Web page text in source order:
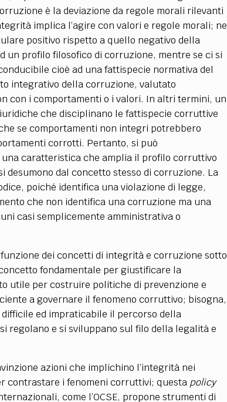
è la deviazione da regole morali rilevanti
implica l’agire con valori e regole morali; ne
positivo rispetto a quello negativo della
un profilo filosofico di corruzione, mentre se ci si
cioè ad una fattispecie normativa del
integrativo della corruzione, valutato
con i comportamenti o i valori. In altri termini, un
che disciplinano le fattispecie corruttive
se comportamenti non integri potrebbero
corrotti. Pertanto, si può
caratteristica che amplia il profilo corruttivo
dal concetto stesso di corruzione. La
poiché identifica una violazione di legge,
che non identifica una corruzione ma una
casi semplicemente amministrativa o
dei concetti di integrità e corruzione sotto
fondamentale per giustificare la
utile per costruire politiche di prevenzione e
a governare il fenomeno corruttivo; bisogna,
ed impraticabile il percorso della
regolano e si sviluppano sul filo della legalità e
azioni che implichino l’integrità nei
contrastare i fenomeni corruttivi; questa policy
come l’OCSE, propone strumenti di